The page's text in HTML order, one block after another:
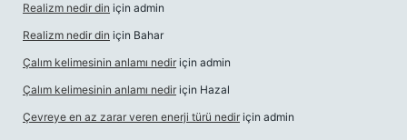
Realizm nedir din için admin
Realizm nedir din için Bahar
Çalım kelimesinin anlamı nedir için admin
Çalım kelimesinin anlamı nedir için Hazal
Çevreye en az zarar veren enerji türü nedir için admin